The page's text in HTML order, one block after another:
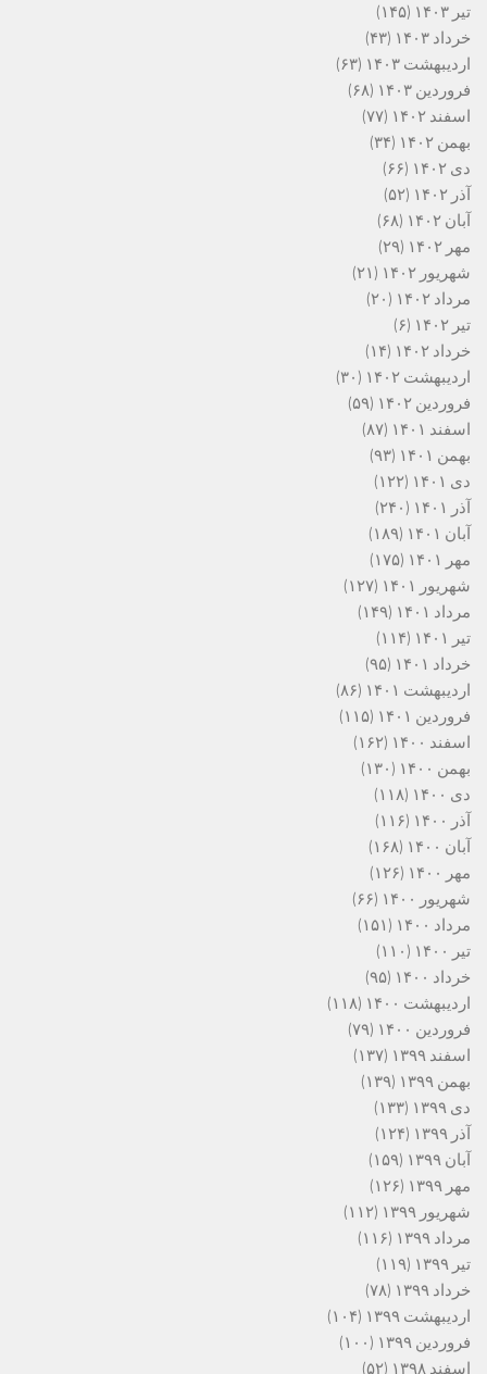
تیر ۱۴۰۳
(۱۴۵)
خرداد ۱۴۰۳
(۴۳)
اردیبهشت ۱۴۰۳
(۶۳)
فروردین ۱۴۰۳
(۶۸)
اسفند ۱۴۰۲
(۷۷)
بهمن ۱۴۰۲
(۳۴)
دی ۱۴۰۲
(۶۶)
آذر ۱۴۰۲
(۵۲)
آبان ۱۴۰۲
(۶۸)
مهر ۱۴۰۲
(۲۹)
شهریور ۱۴۰۲
(۲۱)
مرداد ۱۴۰۲
(۲۰)
تیر ۱۴۰۲
(۶)
خرداد ۱۴۰۲
(۱۴)
اردیبهشت ۱۴۰۲
(۳۰)
فروردین ۱۴۰۲
(۵۹)
اسفند ۱۴۰۱
(۸۷)
بهمن ۱۴۰۱
(۹۳)
دی ۱۴۰۱
(۱۲۲)
آذر ۱۴۰۱
(۲۴۰)
آبان ۱۴۰۱
(۱۸۹)
مهر ۱۴۰۱
(۱۷۵)
شهریور ۱۴۰۱
(۱۲۷)
مرداد ۱۴۰۱
(۱۴۹)
تیر ۱۴۰۱
(۱۱۴)
خرداد ۱۴۰۱
(۹۵)
اردیبهشت ۱۴۰۱
(۸۶)
فروردین ۱۴۰۱
(۱۱۵)
اسفند ۱۴۰۰
(۱۶۲)
بهمن ۱۴۰۰
(۱۳۰)
دی ۱۴۰۰
(۱۱۸)
آذر ۱۴۰۰
(۱۱۶)
آبان ۱۴۰۰
(۱۶۸)
مهر ۱۴۰۰
(۱۲۶)
شهریور ۱۴۰۰
(۶۶)
مرداد ۱۴۰۰
(۱۵۱)
تیر ۱۴۰۰
(۱۱۰)
خرداد ۱۴۰۰
(۹۵)
اردیبهشت ۱۴۰۰
(۱۱۸)
فروردین ۱۴۰۰
(۷۹)
اسفند ۱۳۹۹
(۱۳۷)
بهمن ۱۳۹۹
(۱۳۹)
دی ۱۳۹۹
(۱۳۳)
آذر ۱۳۹۹
(۱۲۴)
آبان ۱۳۹۹
(۱۵۹)
مهر ۱۳۹۹
(۱۲۶)
شهریور ۱۳۹۹
(۱۱۲)
مرداد ۱۳۹۹
(۱۱۶)
تیر ۱۳۹۹
(۱۱۹)
خرداد ۱۳۹۹
(۷۸)
اردیبهشت ۱۳۹۹
(۱۰۴)
فروردین ۱۳۹۹
(۱۰۰)
اسفند ۱۳۹۸
(۵۲)